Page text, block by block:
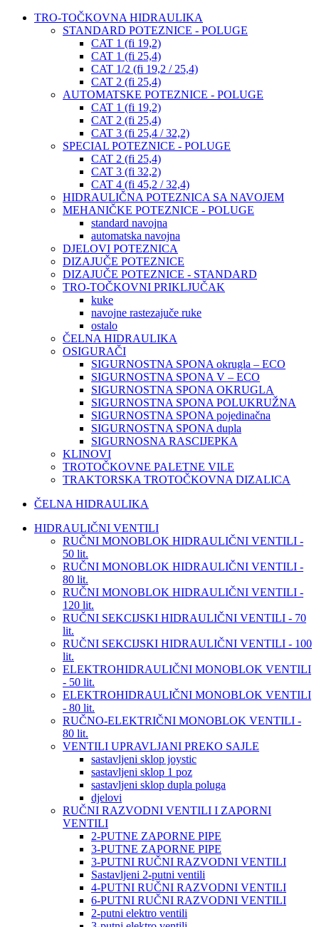
TRO-TOČKOVNA HIDRAULIKA
STANDARD POTEZNICE - POLUGE
CAT 1 (fi 19,2)
CAT 1 (fi 25,4)
CAT 1/2 (fi 19,2 / 25,4)
CAT 2 (fi 25,4)
AUTOMATSKE POTEZNICE - POLUGE
CAT 1 (fi 19,2)
CAT 2 (fi 25,4)
CAT 3 (fi 25,4 / 32,2)
SPECIAL POTEZNICE - POLUGE
CAT 2 (fi 25,4)
CAT 3 (fi 32,2)
CAT 4 (fi 45,2 / 32,4)
HIDRAULIČNA POTEZNICA SA NAVOJEM
MEHANIČKE POTEZNICE - POLUGE
standard navojna
automatska navojna
DJELOVI POTEZNICA
DIZAJUČE POTEZNICE
DIZAJUČE POTEZNICE - STANDARD
TRO-TOČKOVNI PRIKLJUČAK
kuke
navojne rastezajuče ruke
ostalo
ČELNA HIDRAULIKA
OSIGURAČI
SIGURNOSTNA SPONA okrugla – ECO
SIGURNOSTNA SPONA V – ECO
SIGURNOSTNA SPONA OKRUGLA
SIGURNOSTNA SPONA POLUKRUŽNA
SIGURNOSTNA SPONA pojedinačna
SIGURNOSTNA SPONA dupla
SIGURNOSNA RASCIJEPKA
KLINOVI
TROTOČKOVNE PALETNE VILE
TRAKTORSKA TROTOČKOVNA DIZALICA
ČELNA HIDRAULIKA
HIDRAULIČNI VENTILI
RUČNI MONOBLOK HIDRAULIČNI VENTILI -
50 lit.
RUČNI MONOBLOK HIDRAULIČNI VENTILI -
80 lit.
RUČNI MONOBLOK HIDRAULIČNI VENTILI -
120 lit.
RUČNI SEKCIJSKI HIDRAULIČNI VENTILI - 70
lit.
RUČNI SEKCIJSKI HIDRAULIČNI VENTILI - 100
lit.
ELEKTROHIDRAULIČNI MONOBLOK VENTILI
- 50 lit.
ELEKTROHIDRAULIČNI MONOBLOK VENTILI
- 80 lit.
RUČNO-ELEKTRIČNI MONOBLOK VENTILI -
80 lit.
VENTILI UPRAVLJANI PREKO SAJLE
sastavljeni sklop joystic
sastavljeni sklop 1 poz
sastavljeni sklop dupla poluga
djelovi
RUČNI RAZVODNI VENTILI I ZAPORNI
VENTILI
2-PUTNE ZAPORNE PIPE
3-PUTNE ZAPORNE PIPE
3-PUTNI RUČNI RAZVODNI VENTILI
Sastavljeni 2-putni ventili
4-PUTNI RUČNI RAZVODNI VENTILI
6-PUTNI RUČNI RAZVODNI VENTILI
2-putni elektro ventili